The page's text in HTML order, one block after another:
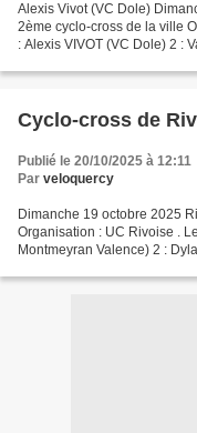
Alexis Vivot (VC Dole) Dimanche 19 octobre 2025 Mâcon (Saône-et-Loire)
2ème cyclo-cross de la ville
: Alexis VIVOT (VC Dole) 2 :
Publié le 20/10/2025 à 12:11
Par veloquercy
Dimanche 19 octobre 2025
Organisation : UC Rivoise .
Montmeyran Valence) 2 :